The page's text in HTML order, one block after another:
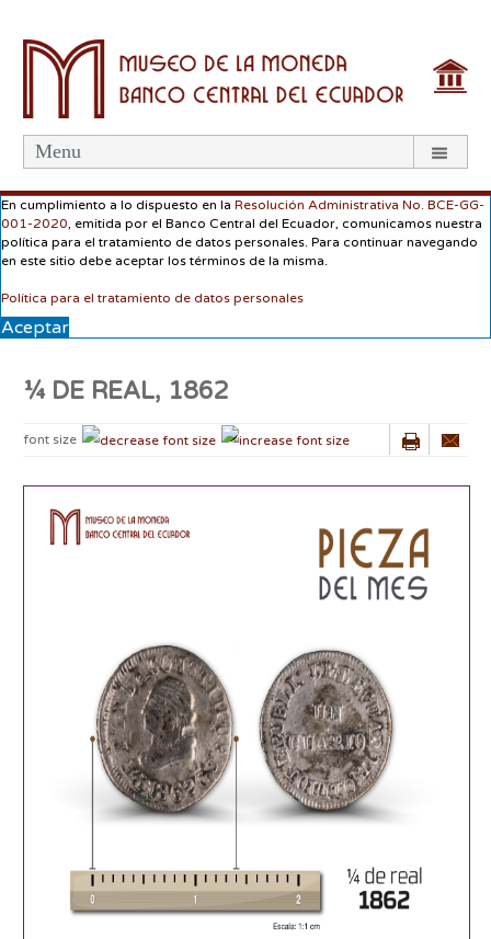
Menu
En cumplimiento a lo dispuesto en la Resolución Administrativa No. BCE-GG-
001-2020 , emitida por el Banco Central del Ecuador, comunicamos nuestra
política para el tratamiento de datos personales. Para continuar navegando
en este sitio debe aceptar los términos de la misma.
Política para el tratamiento de datos personales
Aceptar
¼ DE REAL, 1862
font size